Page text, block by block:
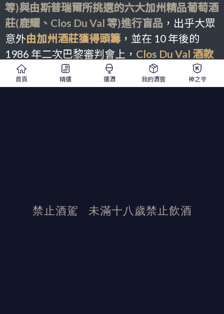
等)與由斯普瑞爾所挑選的六大加州精品葡萄酒
莊(鹿耀、Clos Du Val 等)進行盲品 ，出乎大眾
意外由加州酒莊獲得頭籌 ，並在 10 年後的
1986 年二次巴黎審判會上， Clos Du Val 酒款
則大放異彩，奪得第一。
首頁 精選 選酒 我的酒窖 神之雫
禁止酒駕 未滿十八歲禁止飲酒